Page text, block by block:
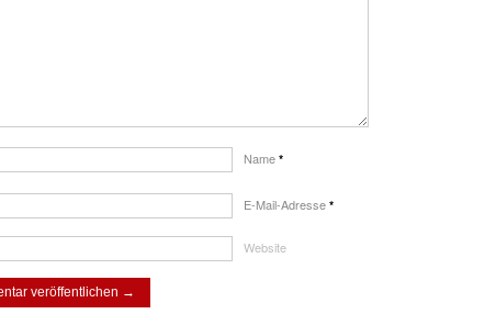
Name *
E-Mail-Adresse *
Website